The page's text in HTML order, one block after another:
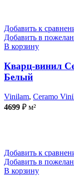
Добавить к
Добавить в
В корзину
Кварц-винил
Белый
Vinilam, Ceramo
4699 ₽ м²
Добавить к
Добавить в
В корзину